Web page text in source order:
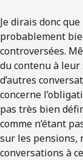
Je dirais donc
probablement
controversées.
du contenu à
d’autres
concerne
pas très bien
comme n’étant
sur les pensions,
conversations à